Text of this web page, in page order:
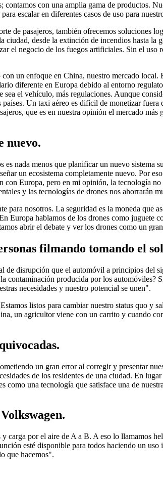
con una amplia gama de productos.
escalar en diferentes casos de uso para
de pasajeros, también ofrecemos soluciones
desde la extinción de incendios hasta
el negocio de los fuegos artificiales. Sin el
un enfoque en China, nuestro mercado local.
diferente en Europa debido al entorno
el vehículo, más regulaciones. Aunque
Un taxi aéreo es difícil de monetizar
que es en nuestra opinión el mercado
nuevo.
es nada menos que planificar un nuevo
un ecosistema completamente nuevo. Por
Europa, pero en mi opinión, la tecnología
y las tecnologías de drones nos ahorrarán
nosotros. La seguridad es la moneda que
Europa hablamos de los drones como juguete
abrir el debate y ver los drones como un
filmando tomando el
de disrupción que el automóvil a principios
contaminación producida por los automóviles?
necesidades y nuestro potencial se unen".
listos para cambiar nuestro status quo y
un agricultor viene con un carrito y cuando
un gran error al corregir y presentar
de los residentes de una ciudad. En
una tecnología que satisface una de
carga por el aire de A a B. A eso lo llamamos
esté disponible para todos haciendo un
que hacemos".